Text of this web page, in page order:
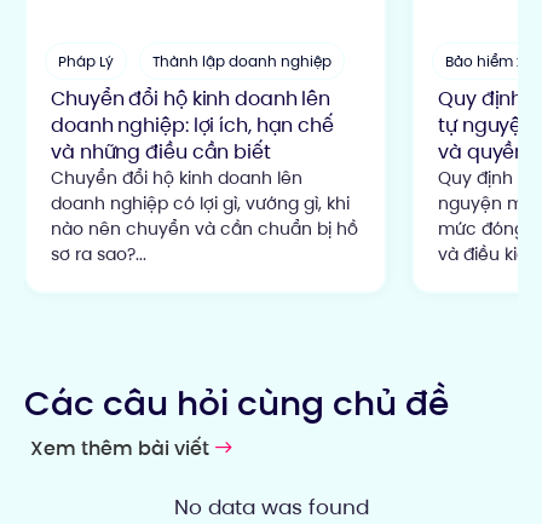
Pháp Lý Thành lập doanh nghiệp
Chuyển đổi hộ kinh doanh lên
doanh nghiệp: lợi ích, hạn chế
và những điều cần biết
Chuyển đổi hộ kinh doanh lên
doanh nghiệp có lợi gì, vướng gì, khi
nào nên chuyển và cần chuẩn bị hồ
sơ ra sao?...
Bảo hiểm xã
Quy định
tự
và quyền
Quy định
nguyện
mức đóng
và điều
Các câu hỏi cùng chủ đề
Xem thêm bài viết
No data was found